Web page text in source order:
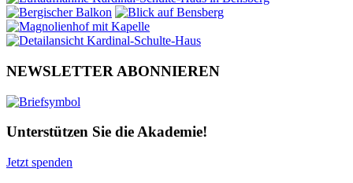
NEWSLETTER ABONNIEREN
Unterstützen Sie die Akademie!
Jetzt spenden